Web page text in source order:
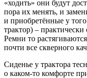
«ходить» они будут
пора их менять, и
и приобретённые у
трактор) –
Ремни то
почти все скверного
Сиденье у трактора
о каком-то комфорте